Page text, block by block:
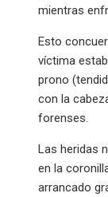
mientras
Esto
víctima
prono
con la
forenses.
Las heridas
en la
arrancado